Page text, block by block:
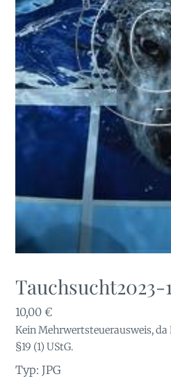
Tauchsucht2023-
10,00€
Kein Mehrwertsteuerausweis,
§19 (1) UStG.
Typ: JPG